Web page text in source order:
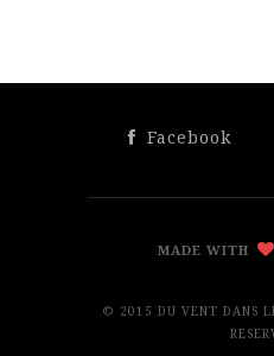
Facebook
MADE WITH
© 2015 DU VENT DANS